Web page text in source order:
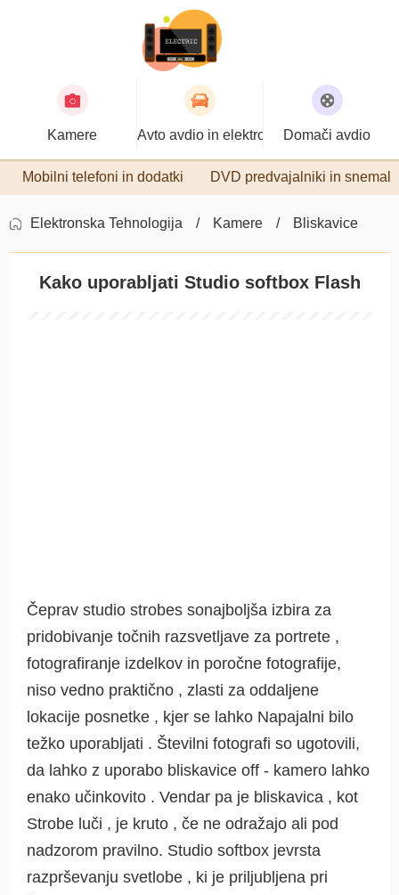
Kamere Avto avdio in elektronikaDomači avdio
Mobilni telefoni in dodatki DVD predvajalniki in
Elektronska Tehnologija Kamere Bliskavice
Kako uporabljati Studio softbox Flash
Čeprav studio strobes sonajboljša izbira za
pridobivanje točnih razsvetljave za portrete ,
fotografiranje izdelkov in poročne fotografije,
niso vedno praktično , zlasti za oddaljene
lokacije posnetke , kjer se lahko Napajalni bilo
težko uporabljati . Številni fotografi so ugotovili,
da lahko z uporabo bliskavice off - kamero lahko
enako učinkovito . Vendar pa je bliskavica , kot
Strobe luči , je kruto , če ne odražajo ali pod
nadzorom pravilno. Studio softbox jevrsta
razprševanju svetlobe , ki je priljubljena pri